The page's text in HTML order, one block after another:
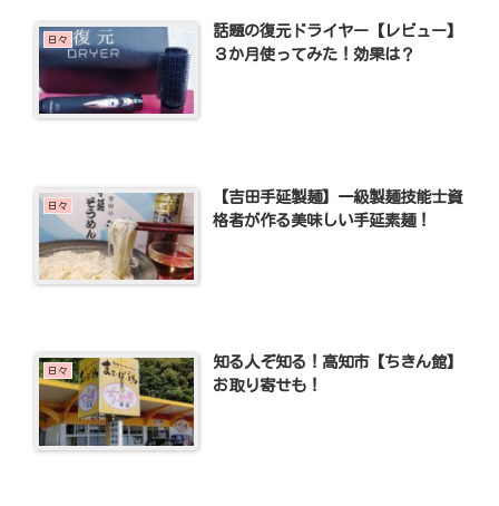
日々
話題の復元ドライヤー【レビュー】
３か月使ってみた！効果は？
日々
【吉田手延製麺】一級製麺技能士資
格者が作る美味しい手延素麺！
日々
知る人ぞ知る！高知市【ちきん館】
お取り寄せも！